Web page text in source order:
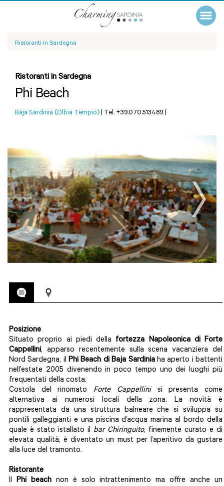
Ristoranti in Sardegna
Ristoranti in Sardegna
Phi Beach
Baja Sardinia (Olbia Tempio) | Tel. +39.070.513489 |
Posizione
Situato proprio ai piedi della fortezza Napoleonica di Forte
Cappellini, apparso recentemente sulla scena vacanziera del
Nord Sardegna, ilPhi Beach di Baja Sardiniaha aperto i battenti
nell’estate 2005 divenendo in poco tempo uno dei luoghi più
frequentati della costa.
Costola del rinomato Forte Cappellinisi presenta come
alternativa ai numerosi locali della zona. La novità è
rappresentata da una struttura balneare che si sviluppa su
pontili galleggianti e una piscina d’acqua marina al bordo della
quale è stato istallato il bar Chiringuito, finemente curato e di
elevata qualità, è diventato un must per l’aperitivo da gustare
alla luce del tramonto.
Ristorante
Il Phi beachnon è solo intrattenimento ma offre anche un